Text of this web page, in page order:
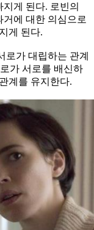
게 된다. 로빈의
에 대한 의심으로
게 된다.
로가 대립하는 관계
가 서로를 배신하
계를 유지한다.